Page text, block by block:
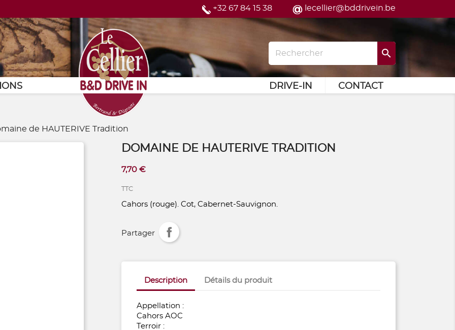
+32 67 84 15 38 lecellier@bddrivein.be
CONTACT
DRIVE-IN
Page d'accueil

de HAUTERIVE Tradition
DOMAINE DE HAUTERIVE TRADITION
7,70 €
TTC
Cahors (rouge). Cot, Cabernet-Sauvignon.
Partager
Description Détails du produit
Appellation :
Cahors AOC
Terroir :